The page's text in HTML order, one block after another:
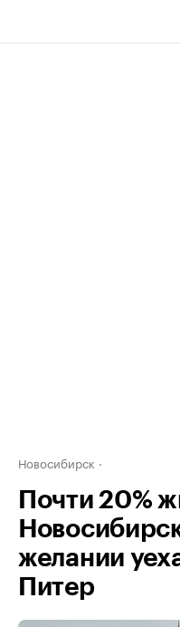
Новосибирск
Почти 20%
желании
Питер